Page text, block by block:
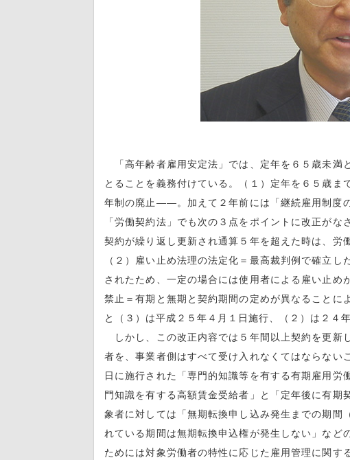
「高年齢者雇用安定法」では、定年を６５歳未満
とることを義務付けている。（１）定年を６５歳ま
年制の廃止――。加えて２年前には「継続雇用制度
「労働契約法」でも次の３点をポイントに改正が
契約が繰り返し更新され通算５年を超えた時は、労
（２）雇い止め法理の法定化＝最高裁判例で確立
されたため、一定の場合には使用者による雇い止
禁止＝有期と無期と契約期間の定めが異なることに
と（３）は平成２５年４月１日施行、（２）は２４
しかし、この改正内容では５年間以上契約を更新
者を、事業者側はすべて受け入れなくてはならない
日に施行された「専門的知識等を有する有期雇用
門知識を有する高額賃金受給者」と「定年後に有
象者に対しては「無期転換申し込み発生までの期間
れている期間は無期転換申込権が発生しない」など
ためには対象労働者の特性に応じた雇用管理に関す